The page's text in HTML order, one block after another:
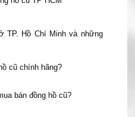
TP. Hồ Chí Minh và những
cũ chính hãng?
bán đồng hồ cũ?